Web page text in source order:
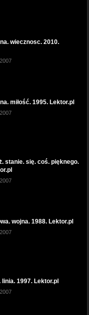
wiecznosc. 2010.
miłość. 1995. Lektor.pl
stanie. się. coś. pięknego.
wojna. 1988. Lektor.pl
1997. Lektor.pl